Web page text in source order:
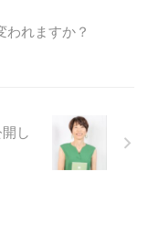
われますか？
し